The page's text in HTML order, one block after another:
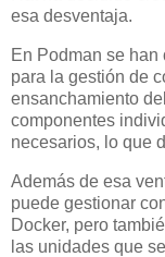
esa desventaja.
En Podman se han
para la gestión de
ensanchamiento
componentes
necesarios, lo que
Además de esa
puede gestionar
Docker, pero
las unidades que